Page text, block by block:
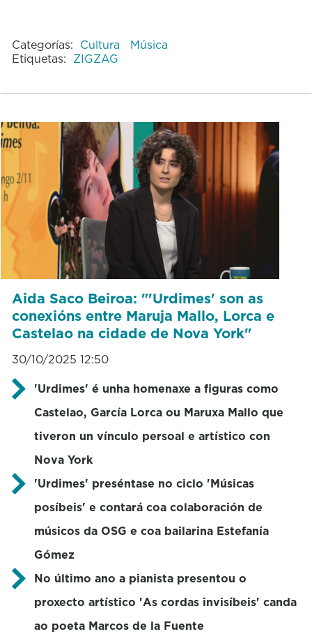
Categorías: Cultura
Música
Etiquetas: ZIGZAG
Aida Saco Beiroa: "'Urdimes' son as
conexións entre Maruja Mallo, Lorca e
Castelao na cidade de Nova York"
30/10/2025 12:50
'Urdimes' é unha homenaxe a figuras como
Castelao, García Lorca ou Maruxa Mallo que
tiveron un vínculo persoal e artístico con
Nova York
'Urdimes' preséntase no ciclo 'Músicas
posíbeis' e contará coa colaboración de
músicos da OSG e coa bailarina Estefanía
Gómez
No último ano a pianista presentou o
proxecto artístico 'As cordas invisíbeis' canda
ao poeta Marcos de la Fuente